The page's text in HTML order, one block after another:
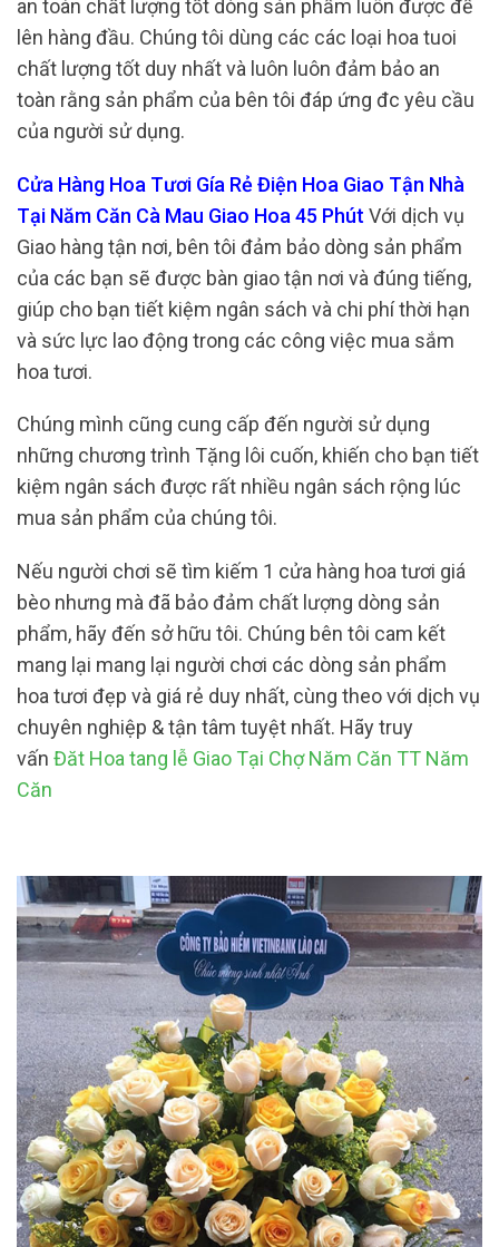
an toàn chất lượng tốt dòng sản phẩm luôn được để
lên hàng đầu. Chúng tôi dùng các các loại hoa tuoi
chất lượng tốt duy nhất và luôn luôn đảm bảo an
toàn rằng sản phẩm của bên tôi đáp ứng đc yêu cầu
của người sử dụng.
Cửa Hàng Hoa Tươi Gía Rẻ Điện Hoa Giao Tận Nhà
Tại Năm Căn Cà Mau Giao Hoa 45 Phút Với dịch vụ
Giao hàng tận nơi, bên tôi đảm bảo dòng sản phẩm
của các bạn sẽ được bàn giao tận nơi và đúng tiếng,
giúp cho bạn tiết kiệm ngân sách và chi phí thời hạn
và sức lực lao động trong các công việc mua sắm
hoa tươi.
Chúng mình cũng cung cấp đến người sử dụng
những chương trình Tặng lôi cuốn, khiến cho bạn tiết
kiệm ngân sách được rất nhiều ngân sách rộng lúc
mua sản phẩm của chúng tôi.
Nếu người chơi sẽ tìm kiếm 1 cửa hàng hoa tươi giá
bèo nhưng mà đã bảo đảm chất lượng dòng sản
phẩm, hãy đến sở hữu tôi. Chúng bên tôi cam kết
mang lại mang lại người chơi các dòng sản phẩm
hoa tươi đẹp và giá rẻ duy nhất, cùng theo với dịch vụ
chuyên nghiệp & tận tâm tuyệt nhất. Hãy truy
vấn Đăt Hoa tang lễ Giao Tại Chợ Năm Căn TT Năm
Căn